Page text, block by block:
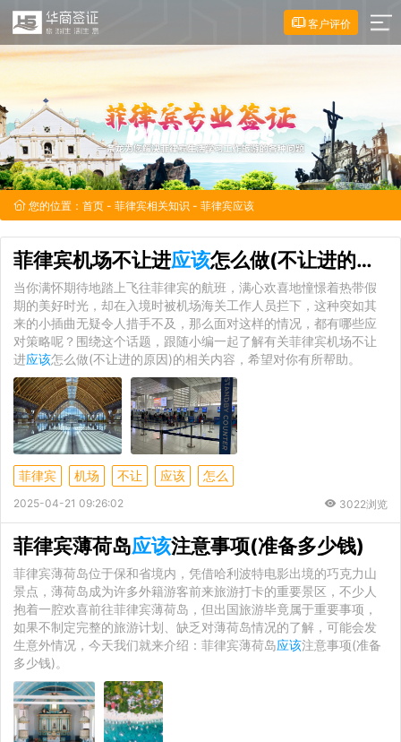
客户评价
您的位置： 首页 - 菲律宾相关知识 - 菲律宾应该
菲律宾机场不让进应该怎么做(不让进的原因)
当你满怀期待地踏上飞往菲律宾的航班，满心欢喜地憧憬着热带假
期的美好时光，却在入境时被机场海关工作人员拦下，这种突如其
来的小插曲无疑令人措手不及，那么面对这样的情况，都有哪些应
对策略呢？围绕这个话题，跟随小编一起了解有关菲律宾机场不让
进应该怎么做(不让进的原因)的相关内容，希望对你有所帮助。
菲律宾 机场 不让 应该 怎么
2025-04-21 09:26:02 3022浏览
菲律宾薄荷岛应该注意事项(准备多少钱)
菲律宾薄荷岛位于保和省境内，凭借哈利波特电影出境的巧克力山
景点，薄荷岛成为许多外籍游客前来旅游打卡的重要景区，不少人
抱着一腔欢喜前往菲律宾薄荷岛，但出国旅游毕竟属于重要事项，
如果不制定完整的旅游计划、缺乏对薄荷岛情况的了解，可能会发
生意外情况，今天我们就来介绍：菲律宾薄荷岛应该注意事项(准备
多少钱)。